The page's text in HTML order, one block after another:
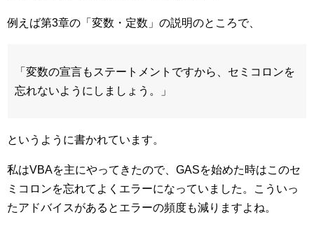
例えば第3章の「変数・定数」の説明のところで、
「変数の宣言もステートメントですから、セミコロンを
忘れないようにしましょう。」
というように書かれています。
私はVBAを主にやってきたので、GASを始めた時はこのセ
ミコロンを忘れてよくエラーになっていました。こういっ
たアドバイスがあるとエラーの頻度も減りますよね。